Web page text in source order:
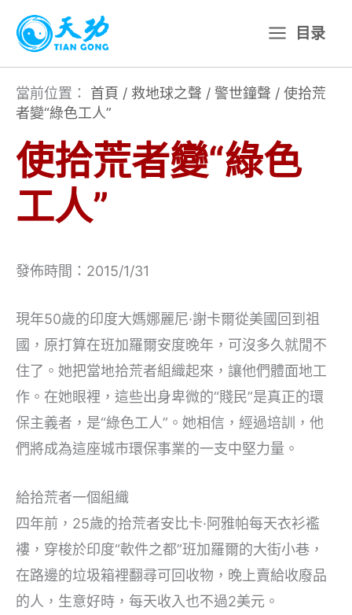
主
目录
當前位置： 首頁 / 救地球之聲 / 警世鐘聲 / 使拾荒
者變“綠色工人”
使拾荒者變“綠色
工人”
發佈時間：2015/1/31
現年50歲的印度大媽娜麗尼·謝卡爾從美國回到祖
國，原打算在班加羅爾安度晚年，可沒多久就閒不
住了。她把當地拾荒者組織起來，讓他們體面地工
作。在她眼裡，這些出身卑微的“賤民”是真正的環
保主義者，是“綠色工人”。她相信，經過培訓，他
們將成為這座城市環保事業的一支中堅力量。
給拾荒者一個組織
四年前，25歲的拾荒者安比卡·阿雅帕每天衣衫襤
褸，穿梭於印度“軟件之都”班加羅爾的大街小巷，
在路邊的垃圾箱裡翻尋可回收物，晚上賣給收廢品
的人，生意好時，每天收入也不過2美元。